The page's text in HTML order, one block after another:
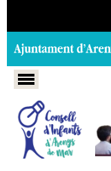
Portada > Regidories
d'Infants > Agenda >